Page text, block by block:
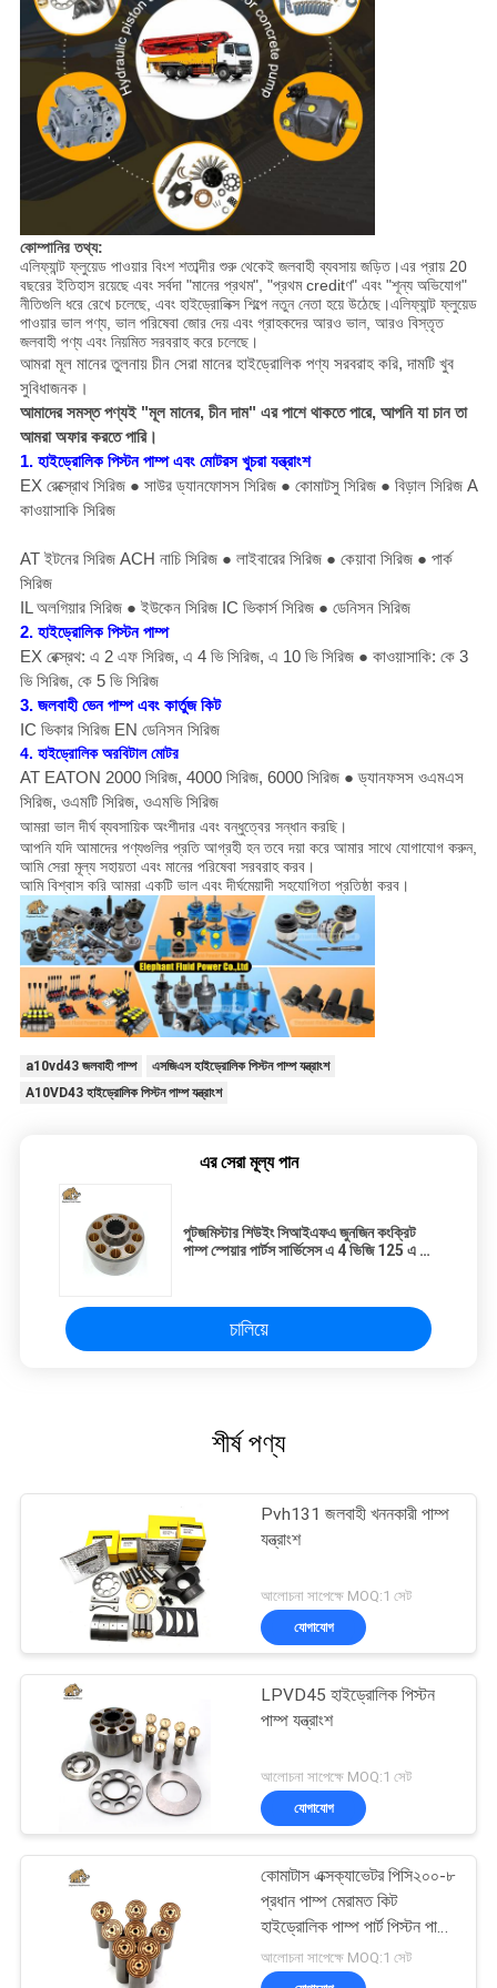
কোম্পানির তথ্য:
এলিফ্যান্ট ফ্লুয়েড পাওয়ার বিংশ শতাব্দীর শুরু থেকেই জলবাহী ব্যবসায় জড়িত।এর প্রায় 20
বছরের ইতিহাস রয়েছে এবং সর্বদা "মানের প্রথম", "প্রথম creditণ" এবং "শূন্য অভিযোগ"
নীতিগুলি ধরে রেখে চলেছে, এবং হাইড্রোলিক্স শিল্পে নতুন নেতা হয়ে উঠেছে।এলিফ্যান্ট ফ্লুয়েড
পাওয়ার ভাল পণ্য, ভাল পরিষেবা জোর দেয় এবং গ্রাহকদের আরও ভাল, আরও বিস্তৃত
জলবাহী পণ্য এবং নিয়মিত সরবরাহ করে চলেছে।
আমরা মূল মানের তুলনায় চীন সেরা মানের হাইড্রোলিক পণ্য সরবরাহ করি, দামটি খুব
সুবিধাজনক।
আমাদের সমস্ত পণ্যই "মূল মানের, চীন দাম" এর পাশে থাকতে পারে, আপনি যা চান তা
আমরা অফার করতে পারি।
1. হাইড্রোলিক পিস্টন পাম্প এবং মোটরস খুচরা যন্ত্রাংশ
EX রেক্স্রোথ সিরিজ ● সাউর ড্যানফোসস সিরিজ ● কোমাটসু সিরিজ ● বিড়াল সিরিজ A
কাওয়াসাকি সিরিজ
AT ইটনের সিরিজ ACH নাচি সিরিজ ● লাইবারের সিরিজ ● কেয়াবা সিরিজ ● পার্ক
সিরিজ
IL অলগিয়ার সিরিজ ● ইউকেন সিরিজ IC ভিকার্স সিরিজ ● ডেনিসন সিরিজ
2. হাইড্রোলিক পিস্টন পাম্প
EX রেক্স্রথ: এ 2 এফ সিরিজ, এ 4 ভি সিরিজ, এ 10 ভি সিরিজ ● কাওয়াসাকি: কে 3
ভি সিরিজ, কে 5 ভি সিরিজ
3. জলবাহী ভেন পাম্প এবং কার্তুজ কিট
IC ভিকার সিরিজ EN ডেনিসন সিরিজ
4. হাইড্রোলিক অরবিটাল মোটর
AT EATON 2000 সিরিজ, 4000 সিরিজ, 6000 সিরিজ ● ড্যানফসস ওএমএস
সিরিজ, ওএমটি সিরিজ, ওএমভি সিরিজ
আমরা ভাল দীর্ঘ ব্যবসায়িক অংশীদার এবং বন্ধুত্বের সন্ধান করছি।
আপনি যদি আমাদের পণ্যগুলির প্রতি আগ্রহী হন তবে দয়া করে আমার সাথে যোগাযোগ করুন,
আমি সেরা মূল্য সহায়তা এবং মানের পরিষেবা সরবরাহ করব।
আমি বিশ্বাস করি আমরা একটি ভাল এবং দীর্ঘমেয়াদী সহযোগিতা প্রতিষ্ঠা করব।
a10vd43 জলবাহী পাম্প
এসজিএস হাইড্রোলিক পিস্টন পাম্প যন্ত্রাংশ
A10VD43 হাইড্রোলিক পিস্টন পাম্প যন্ত্রাংশ
এর সেরা মূল্য পান
পুটজমিস্টার শিউইং সিআইএফএ জুনজিন কংক্রিট
পাম্প স্পেয়ার পার্টস সার্ভিসেস এ 4 ভিজি 125 এ 4
চালিয়ে
শীর্ষ পণ্য
Pvh131 জলবাহী খননকারী পাম্প
যন্ত্রাংশ
আলোচনা সাপেক্ষে MOQ:1 সেট
যোগাযোগ
LPVD45 হাইড্রোলিক পিস্টন
পাম্প যন্ত্রাংশ
আলোচনা সাপেক্ষে MOQ:1 সেট
যোগাযোগ
কোমাটাস এক্সক্যাভেটর পিসি২০০-৮
প্রধান পাম্প মেরামত কিট
হাইড্রোলিক পাম্প পার্ট পিস্টন পাম্প
রক্ষণাবেক্ষণ মেরামতের পরিষেবা
আলোচনা সাপেক্ষে MOQ:1 সেট